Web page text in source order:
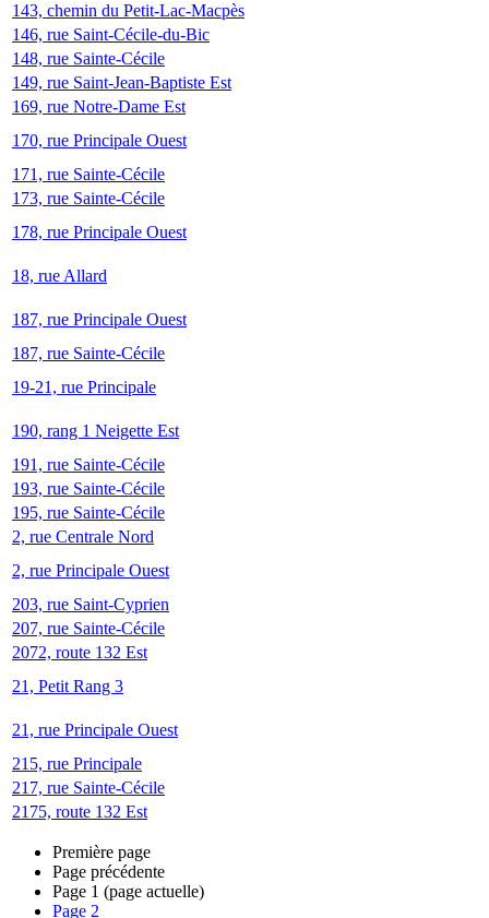
143, chemin du Petit-Lac-Macpès
146, rue Saint-Cécile-du-Bic
148, rue Sainte-Cécile
149, rue Saint-Jean-Baptiste Est
169, rue Notre-Dame Est
170, rue Principale Ouest
171, rue Sainte-Cécile
173, rue Sainte-Cécile
178, rue Principale Ouest
18, rue Allard
187, rue Principale Ouest
187, rue Sainte-Cécile
19-21, rue Principale
190, rang 1 Neigette Est
191, rue Sainte-Cécile
193, rue Sainte-Cécile
195, rue Sainte-Cécile
2, rue Centrale Nord
2, rue Principale Ouest
203, rue Saint-Cyprien
207, rue Sainte-Cécile
2072, route 132 Est
21, Petit Rang 3
21, rue Principale Ouest
215, rue Principale
217, rue Sainte-Cécile
2175, route 132 Est
Première page
Page précédente
Page 1 (page actuelle)
Page 2